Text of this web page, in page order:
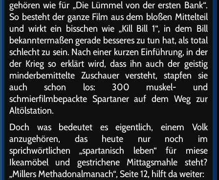
gehören wie für „Die Lümmel von der ersten Bank“.
So besteht der ganze Film aus dem bloßen Mittelteil
und wirkt ein bisschen wie „Kill Bill 1“, in dem Bill
bekanntermaßen gerade besseres zu tun hat, als total
schlecht zu sein. Nach einer kurzen Einführung, in der
der Krieg so erklärt wird, dass ihn auch der geistig
minderbemittelte Zuschauer versteht, stapfen sie
auch schon los: 300 muskel- und
schmierfilmbepackte Spartaner auf dem Weg zur
Altölstation.
Doch was bedeutet es eigentlich, einem Volk
anzugehören, das heute nur noch im
sprichwörtlichen „spartanisch leben“ für miese
Ikeamöbel und gestrichene Mittagsmahle steht?
„Millers Methadonalmanach“, Seite 12, hilft da weiter: